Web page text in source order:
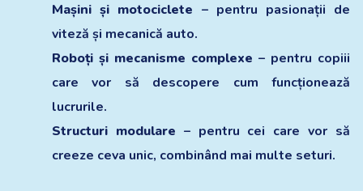
Mașini și motociclete – pentru pasionații de
viteză și mecanică auto.
Roboți și mecanisme complexe – pentru copiii
care vor să descopere cum funcționează
lucrurile.
Structuri modulare – pentru cei care vor să
creeze ceva unic, combinând mai multe seturi.